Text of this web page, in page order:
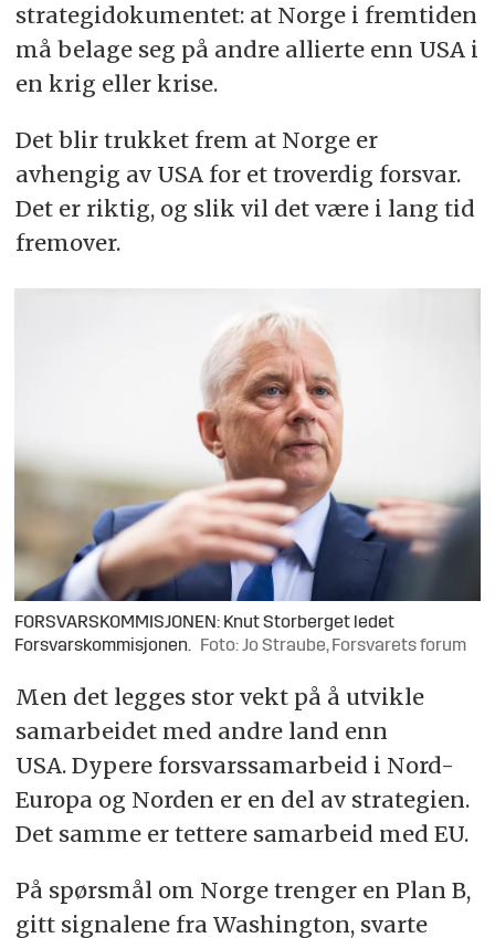
strategidokumentet: at Norge i fremtiden
må belage seg på andre allierte enn USA i
en krig eller krise.
Det blir trukket frem at Norge er
avhengig av USA for et troverdig forsvar.
Det er riktig, og slik vil det være i lang tid
fremover.
FORSVARSKOMMISJONEN: Knut Storberget ledet
Forsvarskommisjonen.
Foto: Jo Straube, Forsvarets forum
Men det legges stor vekt på å utvikle
samarbeidet med andre land enn
USA. Dypere forsvarssamarbeid i Nord-
Europa og Norden er en del av strategien.
Det samme er tettere samarbeid med EU.
På spørsmål om Norge trenger en Plan B,
gitt signalene fra Washington, svarte